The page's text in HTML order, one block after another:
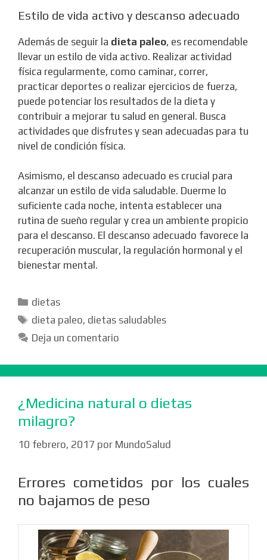
Estilo de vida activo y descanso adecuado
Además de seguir la dieta paleo, es recomendable
llevar un estilo de vida activo. Realizar actividad
física regularmente, como caminar, correr,
practicar deportes o realizar ejercicios de fuerza,
puede potenciar los resultados de la dieta y
contribuir a mejorar tu salud en general. Busca
actividades que disfrutes y sean adecuadas para tu
nivel de condición física.
Asimismo, el descanso adecuado es crucial para
alcanzar un estilo de vida saludable. Duerme lo
suficiente cada noche, intenta establecer una
rutina de sueño regular y crea un ambiente propicio
para el descanso. El descanso adecuado favorece la
recuperación muscular, la regulación hormonal y el
bienestar mental.
Categorías
dietas
Etiquetas
dieta paleo, dietas saludables
Deja un comentario
¿Medicina natural o dietas
milagro?
10 febrero, 2017 por MundoSalud
Errores cometidos por los cuales
no bajamos de peso